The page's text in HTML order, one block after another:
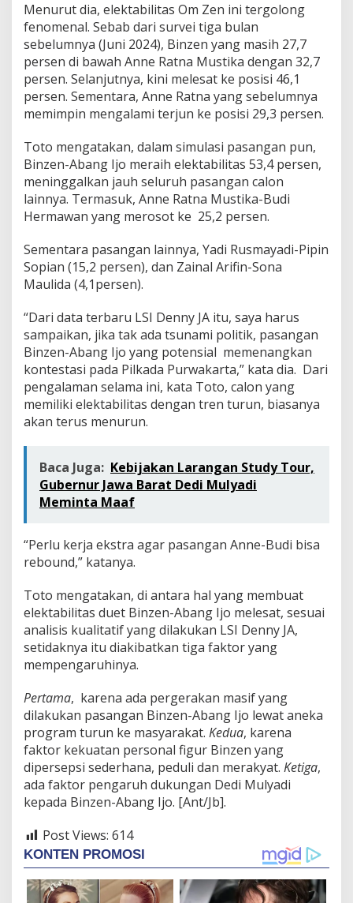
Menurut dia, elektabilitas Om Zen ini tergolong
fenomenal. Sebab dari survei tiga bulan
sebelumnya (Juni 2024), Binzen yang masih 27,7
persen di bawah Anne Ratna Mustika dengan 32,7
persen. Selanjutnya, kini melesat ke posisi 46,1
persen. Sementara, Anne Ratna yang sebelumnya
memimpin mengalami terjun ke posisi 29,3 persen.
Toto mengatakan, dalam simulasi pasangan pun,
Binzen-Abang Ijo meraih elektabilitas 53,4 persen,
meninggalkan jauh seluruh pasangan calon
lainnya. Termasuk, Anne Ratna Mustika-Budi
Hermawan yang merosot ke 25,2 persen.
Sementara pasangan lainnya, Yadi Rusmayadi-Pipin
Sopian (15,2 persen), dan Zainal Arifin-Sona
Maulida (4,1persen).
“Dari data terbaru LSI Denny JA itu, saya harus
sampaikan, jika tak ada tsunami politik, pasangan
Binzen-Abang Ijo yang potensial memenangkan
kontestasi pada Pilkada Purwakarta,” kata dia. Dari
pengalaman selama ini, kata Toto, calon yang
memiliki elektabilitas dengan tren turun, biasanya
akan terus menurun.
Baca Juga: Kebijakan Larangan Study Tour,
Gubernur Jawa Barat Dedi Mulyadi
Meminta Maaf
“Perlu kerja ekstra agar pasangan Anne-Budi bisa
rebound,” katanya.
Toto mengatakan, di antara hal yang membuat
elektabilitas duet Binzen-Abang Ijo melesat, sesuai
analisis kualitatif yang dilakukan LSI Denny JA,
setidaknya itu diakibatkan tiga faktor yang
mempengaruhinya.
Pertama, karena ada pergerakan masif yang
dilakukan pasangan Binzen-Abang Ijo lewat aneka
program turun ke masyarakat. Kedua, karena
faktor kekuatan personal figur Binzen yang
dipersepsi sederhana, peduli dan merakyat. Ketiga,
ada faktor pengaruh dukungan Dedi Mulyadi
kepada Binzen-Abang Ijo. [Ant/Jb].
Post Views: 614